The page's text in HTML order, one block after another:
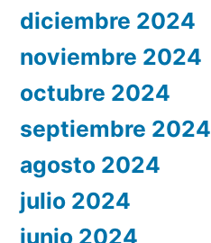
diciembre 2024
noviembre 2024
octubre 2024
septiembre 2024
agosto 2024
julio 2024
junio 2024